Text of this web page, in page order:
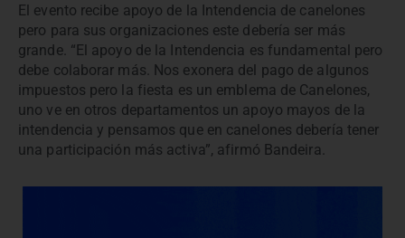
El evento recibe apoyo de la Intendencia de canelones
pero para sus organizaciones este debería ser más
grande. “El apoyo de la Intendencia es fundamental pero
debe colaborar más. Nos exonera del pago de algunos
impuestos pero la fiesta es un emblema de Canelones,
uno ve en otros departamentos un apoyo mayos de la
intendencia y pensamos que en canelones debería tener
una participación más activa”, afirmó Bandeira.